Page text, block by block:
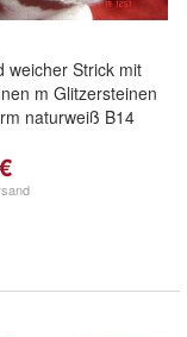
weicher Strick mit
m Glitzersteinen
naturweiß B14